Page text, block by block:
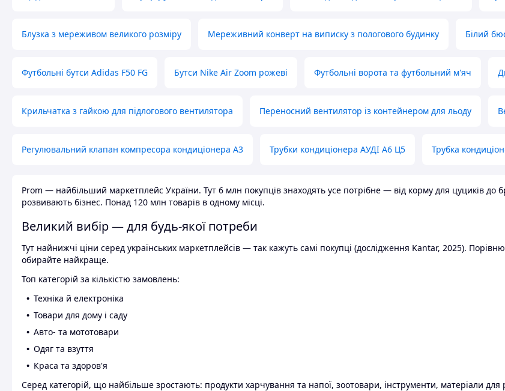
Блузка з мереживом великого розміру Мереживний конверт на виписку з пологового будинку Білий
Футбольні бутси Adidas F50 FG Бутси Nike Air Zoom рожеві Футбольні ворота та футбольний м'яч
Крильчатка з гайкою для підлогового вентилятора Переносний вентилятор із контейнером для льоду
Регулювальний клапан компресора кондиціонера А3 Трубки кондиціонера АУДІ А6 Ц5 Трубка
Prom — найбільший маркетплейс України. Тут 6 млн покупців знаходять усе потрібне — від корму для цуциків до
розвивають бізнес. Понад 120 млн товарів в одному місці.
Великий вибір — для будь-якої потреби
Тут найнижчі ціни серед українських маркетплейсів — так кажуть самі покупці (дослідження Kantar, 2025).
обирайте найкраще.
Топ категорій за кількістю замовлень:
Техніка й електроніка
Товари для дому і саду
Авто- та мототовари
Одяг та взуття
Краса та здоров'я
Серед категорій, що найбільше зростають: продукти харчування та напої, зоотовари, інструменти, матеріали для